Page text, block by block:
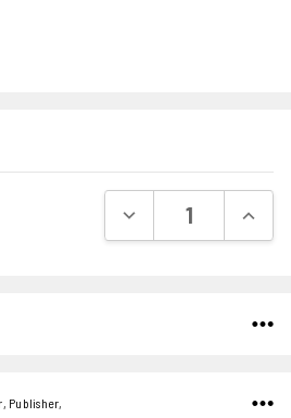
DECREASE
Publisher,